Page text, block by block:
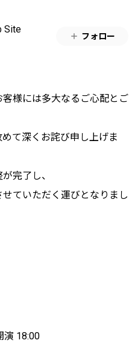
Site
フォロー
様には多大なるご心配とご
て深くお詫び申し上げま
完了し、
ていただく運びとなりまし
演 18:00